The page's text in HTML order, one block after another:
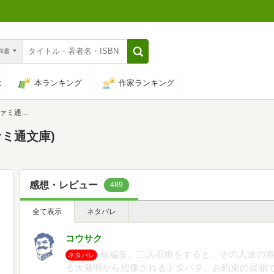
書
本ランキング 作家ランキング
文庫)
通文庫)
感想・レビュー 489
全て表示 ネタバレ
コウサク
ネタバレ
短編集。二人召喚をすると、その人達の
る大発明から想像されるドタバタ。お約束の展開